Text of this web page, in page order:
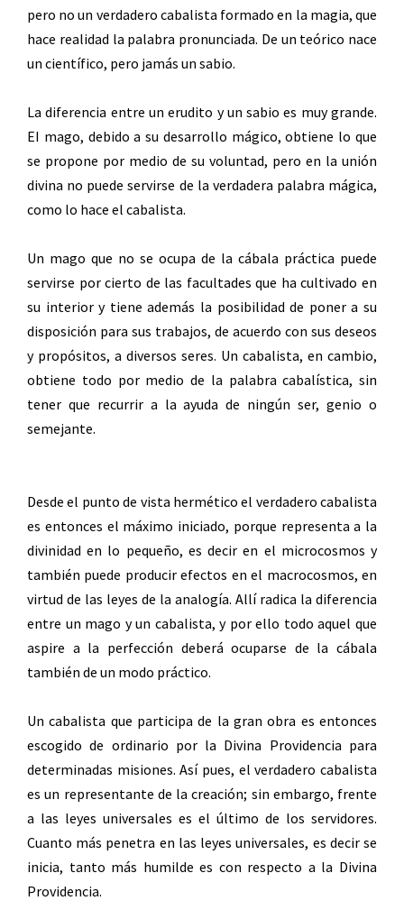
pero no un verdadero cabalista formado en la magia, que
hace realidad la palabra pronunciada. De un teórico nace
un científico, pero jamás un sabio.
La diferencia entre un erudito y un sabio es muy grande.
EI mago, debido a su desarrollo mágico, obtiene lo que
se propone por medio de su voluntad, pero en la unión
divina no puede servirse de la verdadera palabra mágica,
como lo hace el cabalista.
Un mago que no se ocupa de la cábala práctica puede
servirse por cierto de las facultades que ha cultivado en
su interior y tiene además la posibilidad de poner a su
disposición para sus trabajos, de acuerdo con sus deseos
y propósitos, a diversos seres. Un cabalista, en cambio,
obtiene todo por medio de la palabra cabalística, sin
tener que recurrir a la ayuda de ningún ser, genio o
semejante.
Desde el punto de vista hermético el verdadero cabalista
es entonces el máximo iniciado, porque representa a la
divinidad en lo pequeño, es decir en el microcosmos y
también puede producir efectos en el macrocosmos, en
virtud de las leyes de la analogía. Allí radica la diferencia
entre un mago y un cabalista, y por ello todo aquel que
aspire a la perfección deberá ocuparse de la cábala
también de un modo práctico.
Un cabalista que participa de la gran obra es entonces
escogido de ordinario por la Divina Providencia para
determinadas misiones. Así pues, el verdadero cabalista
es un representante de la creación; sin embargo, frente
a las leyes universales es el último de los servidores.
Cuanto más penetra en las leyes universales, es decir se
inicia, tanto más humilde es con respecto a la Divina
Providencia.